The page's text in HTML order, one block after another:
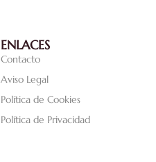
ENLACES
Contacto
Aviso Legal
Política de Cookies
Política de Privacidad